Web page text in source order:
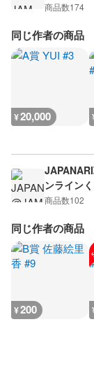
商品数174
同じ作者の商品
¥20,000
ンライン
商品数102
同じ作者の商品
¥200